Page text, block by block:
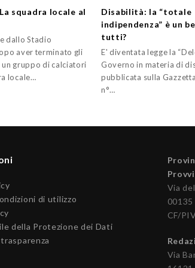
squadra locale al
dallo Stadio
aver terminato gli
un gruppo di calciatori
locale…
Disabilità: la “totale
indipendenza” è un
tutti?
E' diventata legge la
Governo in materia di
pubblicata sulla
n°…
di utilizzo
della Protezione dei Dati
Via
00135
CF/
Via